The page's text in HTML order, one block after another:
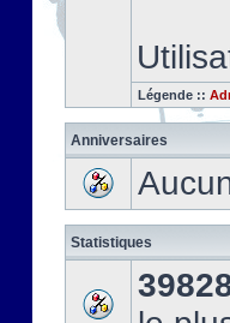
Légende ::
Anniversaires
Statistiques